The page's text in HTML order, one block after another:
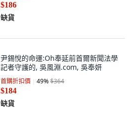
$186
缺貨
尹錫悅的命運:Oh奉延前首爾新聞法學
記者守護的, 吳風淵.com, 吳奉妍
首購折扣價 49%$364
$184
缺貨